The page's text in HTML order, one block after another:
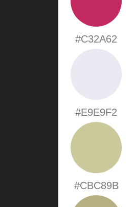
#C32A62
#E9E9F2
#CBC89B